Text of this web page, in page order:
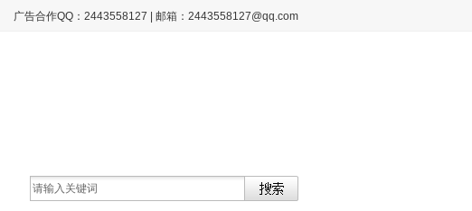
广告合作QQ：2443558127 | 邮箱：2443558127@qq.com